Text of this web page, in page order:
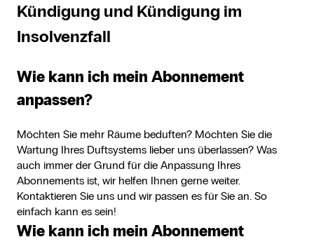
Kündigung und Kündigung im
Insolvenzfall
Wie kann ich mein Abonnement
anpassen?
Möchten Sie mehr Räume beduften? Möchten Sie die
Wartung Ihres Duftsystems lieber uns überlassen? Was
auch immer der Grund für die Anpassung Ihres
Abonnements ist, wir helfen Ihnen gerne weiter.
Kontaktieren Sie uns und wir passen es für Sie an. So
einfach kann es sein!
Wie kann ich mein Abonnement